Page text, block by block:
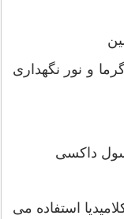
و نور نگهداری
داکسی
استفاده می